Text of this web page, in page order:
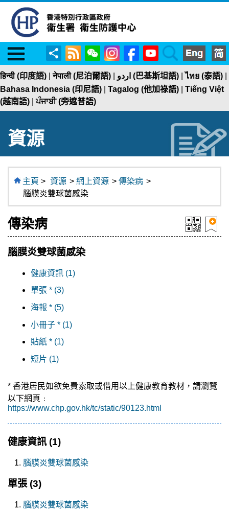
Menu
分
享
RSS WeChatInstagramFacebookYouTubeSearch
हिन्दी (印度語) |नेपाली (尼泊爾語) اردو (巴基斯坦語) |ไทย (泰語)
Bahasa Indonesia (印尼語)
Tagalog (他加祿語)
Tiếng Việt
(越南語) |ਪੰਜਾਬੀ (旁遮普語)
資源
主頁 > 資源 > 網上資源 > 傳染病 >
腦膜炎雙球菌感染
傳染病
腦膜炎雙球菌感染
健康資訊 (1)
單張 * (3)
海報 * (5)
小冊子 * (1)
貼紙 * (1)
短片 (1)
* 香港居民如欲免費索取或借用以上健康教育教材，請瀏覽
以下網頁﹕
https://www.chp.gov.hk/tc/static/90123.html
健康資訊 (1)
腦膜炎雙球菌感染
單張 (3)
腦膜炎雙球菌感染